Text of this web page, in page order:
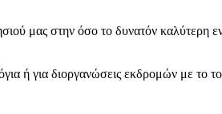
μας στην όσο το δυνατόν καλύτερη
ή για διοργανώσεις εκδρομών με το